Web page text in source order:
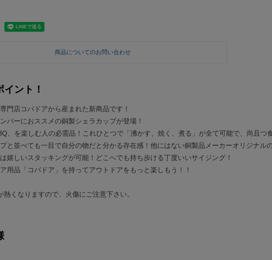
商品についてのお問い合わせ
イント！
門店コパドアから産まれた新商品です！
パーにおススメの銅製シェラカップが登場！
、を楽しむ人の必需品！これひとつで「沸かす、焼く、煮る」が全て可能で、尚且つ
と並べても一目で自分の物だと分かる存在感！他にはない銅製品メーカーオリジナル
嬉しいスタッキングが可能！どこへでも持ち歩ける丁度いいサイジング！
用品「コパドア」を持ってアウトドアをもっと楽しもう！！
熱くなりますので、火傷にご注意下さい。